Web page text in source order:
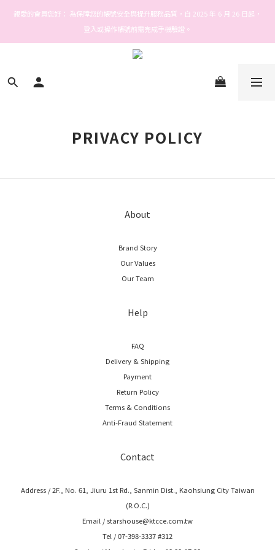
Welcome! Stars house
親愛的會員您好： 為保障您的帳號安全與提升服務品質，自 2025 年 6 月 26 日起，
登入或操作帳號前需完成手機驗證。
PRIVACY POLICY
About
Brand Story
Our Values
Our Team
Help
FAQ
Delivery & Shipping
Payment
Return Policy
Terms & Conditions
Anti-Fraud Statement
Contact
Address / 2F., No. 61, Jiuru 1st Rd., Sanmin Dist., Kaohsiung City Taiwan
(R.O.C.)
Email / starshouse@ktcce.com.tw
Tel / 07-398-3337 #312